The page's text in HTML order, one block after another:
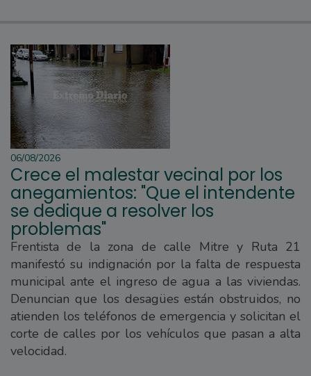
06/08/2026
Crece el malestar vecinal por los
anegamientos: "Que el intendente
se dedique a resolver los
problemas"
Frentista de la zona de calle Mitre y Ruta 21
manifestó su indignación por la falta de respuesta
municipal ante el ingreso de agua a las viviendas.
Denuncian que los desagües están obstruidos, no
atienden los teléfonos de emergencia y solicitan el
corte de calles por los vehículos que pasan a alta
velocidad.